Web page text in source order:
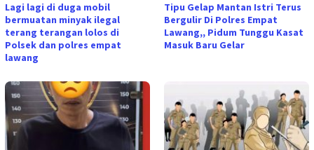
Lagi lagi di duga mobil
bermuatan minyak ilegal
terang terangan lolos di
Polsek dan polres empat
lawang
Tipu Gelap Mantan Istri Terus
Bergulir Di Polres Empat
Lawang,, Pidum Tunggu Kasat
Masuk Baru Gelar